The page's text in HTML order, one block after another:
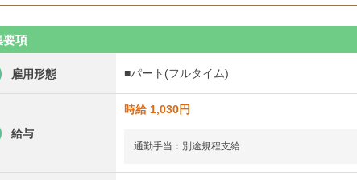
要項
雇用形態 ■パート(フルタイム)
給与
時給 1,030円
通勤手当：別途規程支給